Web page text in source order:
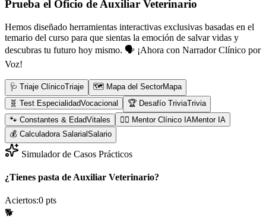
Prueba el Oficio de Auxiliar Veterinario
Hemos diseñado herramientas interactivas exclusivas basadas en el
temario del curso para que sientas la emoción de salvar vidas y
descubras tu futuro hoy mismo. 🗣️ ¡Ahora con Narrador Clínico por
Voz!
🩺 Triaje ClínicoTriaje 🗺️ Mapa del SectorMapa
🧬 Test EspecialidadVocacional 🏆 Desafío TriviaTrivia
🐾 Constantes & EdadVitales 👨‍⚕️ Mentor Clínico IAMentor IA
💰 Calculadora SalarialSalario
Simulador de Casos Prácticos
¿Tienes pasta de Auxiliar Veterinario?
Aciertos:0 pts
🐕